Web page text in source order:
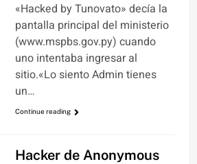
«Hacked by Tunovato» decía la
pantalla principal del ministerio
(www.mspbs.gov.py) cuando
uno intentaba ingresar al
sitio.«Lo siento Admin tienes
un…
Continue reading
Hacker de Anonymous